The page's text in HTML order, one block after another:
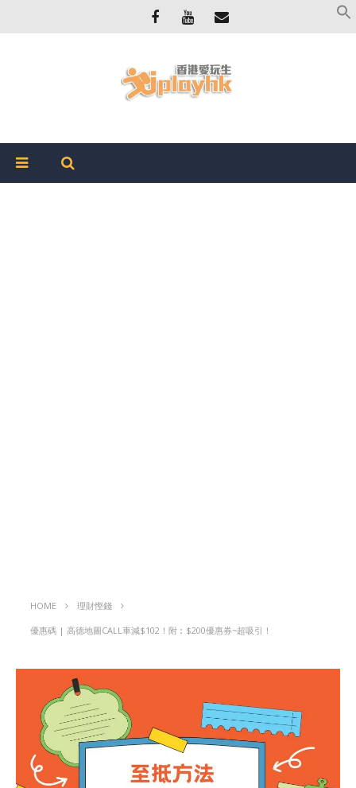
HOME 理財慳錢
優惠碼 | 高德地圖CALL車減$102！附︰$200優惠券~超吸引！